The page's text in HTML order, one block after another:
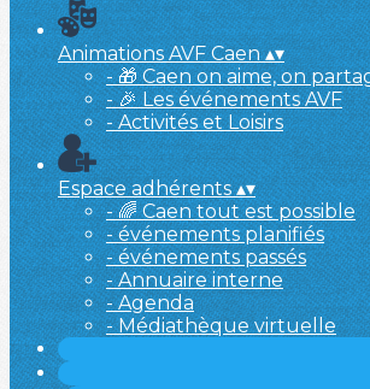
Animations AVF Caen▴▾
- 🎁 Caen on aime, on
- 🎉 Les événements AVF
- Activités et Loisirs
Espace adhérents▴▾
- 🌈 Caen tout est possible
- événements planifiés
- événements passés
- Annuaire interne
- Agenda
- Médiathèque virtuelle